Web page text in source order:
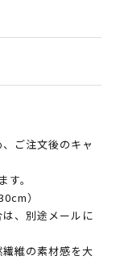
ご注文後のキャ
。
）
、別途メールに
維の素材感を大